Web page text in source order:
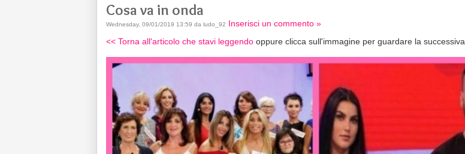
Cosa va in onda
Wednesday, 09/01/2019 13:59 da ludo_92 Inserisci un commento »
<< Torna all'articolo che stavi leggendo oppure clicca sull'immagine per guardare la successiva.